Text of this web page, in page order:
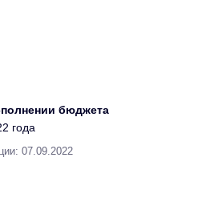
бюджета
года
07.09.2022